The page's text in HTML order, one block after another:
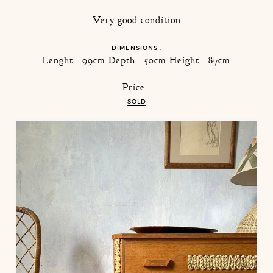
Very good condition
DIMENSIONS :
Lenght : 99cm Depth : 50cm Height : 87cm
Price :
SOLD